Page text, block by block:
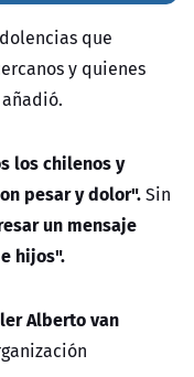
que
y quienes
los chilenos y
pesar y dolor".Sin
un mensaje
hijos".
Alberto van